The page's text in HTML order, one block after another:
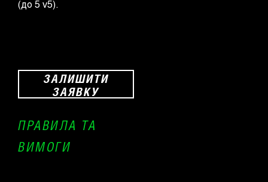
(до 5 v5).
ЗАЛИШИТИ
ЗАЯВКУ
ПРАВИЛА ТА
ВИМОГИ